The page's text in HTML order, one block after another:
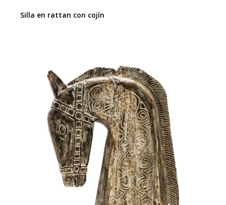
Silla en rattan con cojín